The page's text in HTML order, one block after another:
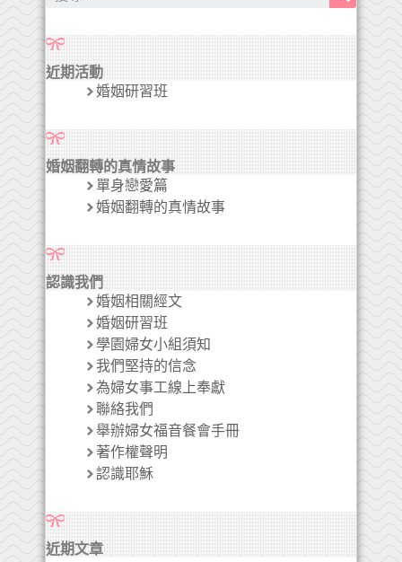
近期活動
婚姻研習班
婚姻翻轉的真情故事
單身戀愛篇
婚姻翻轉的真情故事
認識我們
婚姻相關經文
婚姻研習班
學園婦女小組須知
我們堅持的信念
為婦女事工線上奉獻
聯絡我們
舉辦婦女福音餐會手冊
著作權聲明
認識耶穌
近期文章